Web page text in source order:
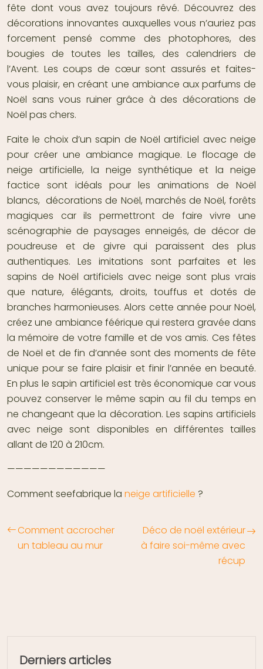
fête dont vous avez toujours rêvé. Découvrez des
décorations innovantes auxquelles vous n’auriez pas
forcement pensé comme des photophores, des
bougies de toutes les tailles, des calendriers de
l’Avent. Les coups de cœur sont assurés et faites-
vous plaisir, en créant une ambiance aux parfums de
Noël sans vous ruiner grâce à des décorations de
Noël pas chers.
Faite le choix d’un sapin de Noël artificiel avec neige
pour créer une ambiance magique. Le flocage de
neige artificielle, la neige synthétique et la neige
factice sont idéals pour les animations de Noël
blancs, décorations de Noël, marchés de Noël, forêts
magiques car ils permettront de faire vivre une
scénographie de paysages enneigés, de décor de
poudreuse et de givre qui paraissent des plus
authentiques. Les imitations sont parfaites et les
sapins de Noël artificiels avec neige sont plus vrais
que nature, élégants, droits, touffus et dotés de
branches harmonieuses. Alors cette année pour Noël,
créez une ambiance féérique qui restera gravée dans
la mémoire de votre famille et de vos amis. Ces fêtes
de Noël et de fin d’année sont des moments de fête
unique pour se faire plaisir et finir l’année en beauté.
En plus le sapin artificiel est très économique car vous
pouvez conserver le même sapin au fil du temps en
ne changeant que la décoration. Les sapins artificiels
avec neige sont disponibles en différentes tailles
allant de 120 à 210cm.
————————————
Comment seefabrique la neige artificielle ?
Comment accrocher
un tableau au mur
Déco de noël extérieur
à faire soi-même avec
récup
Derniers articles